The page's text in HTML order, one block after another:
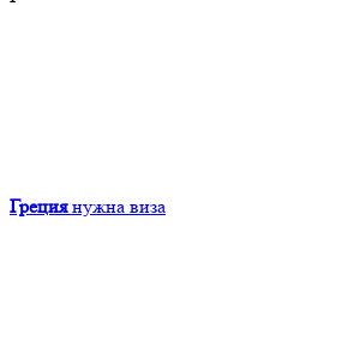
Греция нужна виза